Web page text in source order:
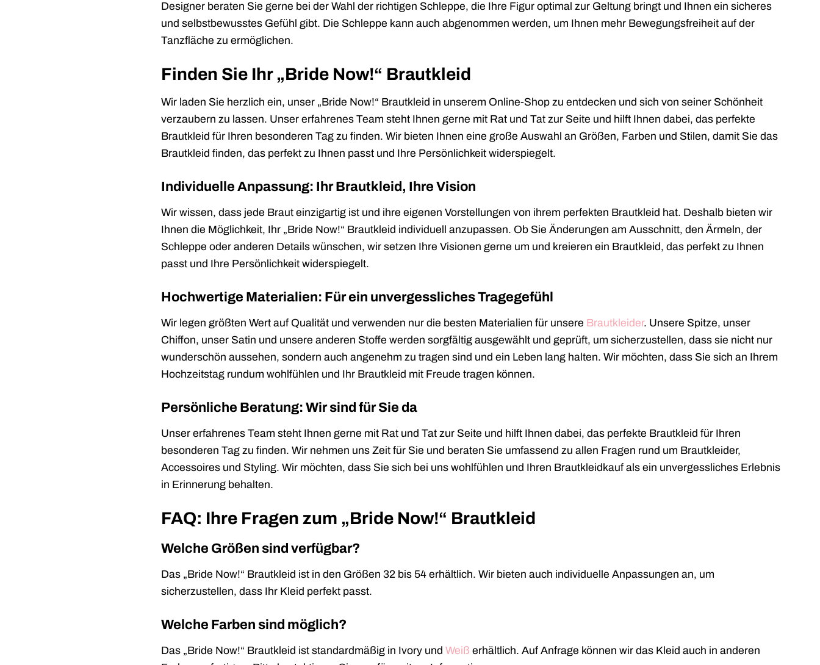
Designer beraten Sie gerne bei der Wahl der richtigen Schleppe, die Ihre Figur optimal zur Geltung bringt und Ihnen ein sicheres
und selbstbewusstes Gefühl gibt. Die Schleppe kann auch abgenommen werden, um Ihnen mehr Bewegungsfreiheit auf der
Tanzfläche zu ermöglichen.
Finden Sie Ihr „Bride Now!“ Brautkleid
Wir laden Sie herzlich ein, unser „Bride Now!“ Brautkleid in unserem Online-Shop zu entdecken und sich von seiner Schönheit
verzaubern zu lassen. Unser erfahrenes Team steht Ihnen gerne mit Rat und Tat zur Seite und hilft Ihnen dabei, das perfekte
Brautkleid für Ihren besonderen Tag zu finden. Wir bieten Ihnen eine große Auswahl an Größen, Farben und Stilen, damit Sie das
Brautkleid finden, das perfekt zu Ihnen passt und Ihre Persönlichkeit widerspiegelt.
Individuelle Anpassung: Ihr Brautkleid, Ihre Vision
Wir wissen, dass jede Braut einzigartig ist und ihre eigenen Vorstellungen von ihrem perfekten Brautkleid hat. Deshalb bieten wir
Ihnen die Möglichkeit, Ihr „Bride Now!“ Brautkleid individuell anzupassen. Ob Sie Änderungen am Ausschnitt, den Ärmeln, der
Schleppe oder anderen Details wünschen, wir setzen Ihre Visionen gerne um und kreieren ein Brautkleid, das perfekt zu Ihnen
passt und Ihre Persönlichkeit widerspiegelt.
Hochwertige Materialien: Für ein unvergessliches Tragegefühl
Wir legen größten Wert auf Qualität und verwenden nur die besten Materialien für unsere Brautkleider. Unsere Spitze, unser
Chiffon, unser Satin und unsere anderen Stoffe werden sorgfältig ausgewählt und geprüft, um sicherzustellen, dass sie nicht nur
wunderschön aussehen, sondern auch angenehm zu tragen sind und ein Leben lang halten. Wir möchten, dass Sie sich an Ihrem
Hochzeitstag rundum wohlfühlen und Ihr Brautkleid mit Freude tragen können.
Persönliche Beratung: Wir sind für Sie da
Unser erfahrenes Team steht Ihnen gerne mit Rat und Tat zur Seite und hilft Ihnen dabei, das perfekte Brautkleid für Ihren
besonderen Tag zu finden. Wir nehmen uns Zeit für Sie und beraten Sie umfassend zu allen Fragen rund um Brautkleider,
Accessoires und Styling. Wir möchten, dass Sie sich bei uns wohlfühlen und Ihren Brautkleidkauf als ein unvergessliches Erlebnis
in Erinnerung behalten.
FAQ: Ihre Fragen zum „Bride Now!“ Brautkleid
Welche Größen sind verfügbar?
Das „Bride Now!“ Brautkleid ist in den Größen 32 bis 54 erhältlich. Wir bieten auch individuelle Anpassungen an, um
sicherzustellen, dass Ihr Kleid perfekt passt.
Welche Farben sind möglich?
Das „Bride Now!“ Brautkleid ist standardmäßig in Ivory und Weiß erhältlich. Auf Anfrage können wir das Kleid auch in anderen